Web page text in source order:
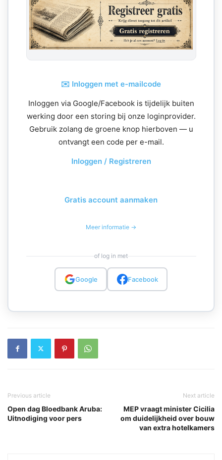
✉️ Inloggen met e-mailcode
Inloggen via Google/Facebook is tijdelijk buiten
werking door een storing bij onze loginprovider.
Gebruik zolang de groene knop hierboven — u
ontvangt een code per e-mail.
Inloggen / Registreren
Gratis account aanmaken
Meer informatie →
of log in met
Google Facebook
Previous article
Open dag Bloedbank Aruba:
Uitnodiging voor pers
Next article
MEP vraagt minister Cicilia
om duidelijkheid over bouw
van extra hotelkamers